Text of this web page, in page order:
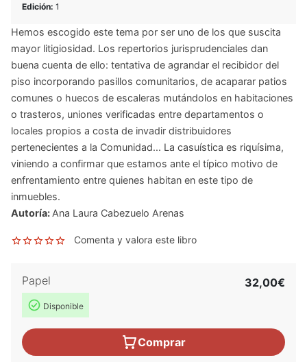
Edición: 1
Hemos escogido este tema por ser uno de los que suscita
mayor litigiosidad. Los repertorios jurisprudenciales dan
buena cuenta de ello: tentativa de agrandar el recibidor del
piso incorporando pasillos comunitarios, de acaparar patios
comunes o huecos de escaleras mutándolos en habitaciones
o trasteros, uniones verificadas entre departamentos o
locales propios a costa de invadir distribuidores
pertenecientes a la Comunidad... La casuística es riquísima,
viniendo a confirmar que estamos ante el típico motivo de
enfrentamiento entre quienes habitan en este tipo de
inmuebles.
Autoría: Ana Laura Cabezuelo Arenas
Comenta y valora este libro
Papel
Disponible
32,00€
Comprar